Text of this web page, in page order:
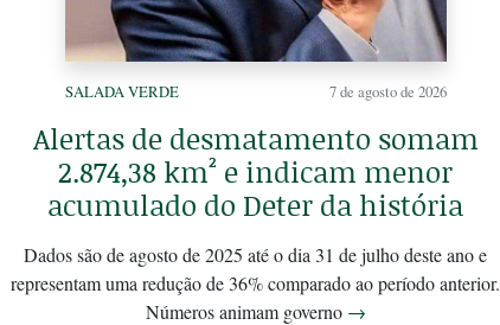
SALADA VERDE 7 de agosto de 2026
Alertas de desmatamento somam
2.874,38 km² e indicam menor
acumulado do Deter da história
Dados são de agosto de 2025 até o dia 31 de julho deste ano e
representam uma redução de 36% comparado ao período anterior.
Números animam governo →